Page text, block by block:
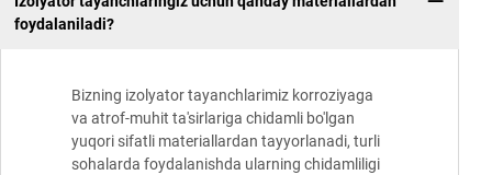
foydalaniladi?
Bizning izolyator tayanchlarimiz korroziyaga
va atrof-muhit ta'sirlariga chidamli bo'lgan
yuqori sifatli materiallardan tayyorlanadi, turli
sohalarda foydalanishda ularning chidamliligi